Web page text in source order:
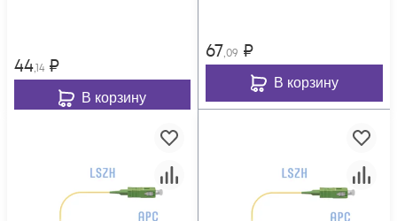
44,14 ₽
В корзину
67,09 ₽
В корзину